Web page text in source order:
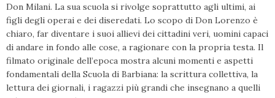
Don Milani. La sua scuola si rivolge soprattutto agli ultimi, ai
figli degli operai e dei diseredati. Lo scopo di Don Lorenzo è
chiaro, far diventare i suoi allievi dei cittadini veri, uomini capaci
di andare in fondo alle cose, a ragionare con la propria testa. Il
filmato originale dell’epoca mostra alcuni momenti e aspetti
fondamentali della Scuola di Barbiana: la scrittura collettiva, la
lettura dei giornali, i ragazzi più grandi che insegnano a quelli